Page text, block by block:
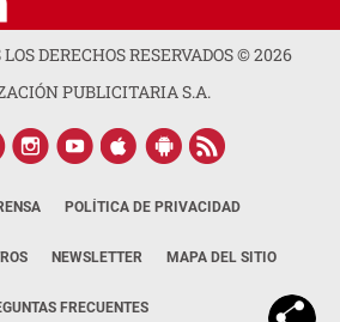
DERECHOS RESERVADOS ©2026
PUBLICITARIA S.A.
POLÍTICA DE PRIVACIDAD
NEWSLETTER MAPA DEL SITIO
FRECUENTES